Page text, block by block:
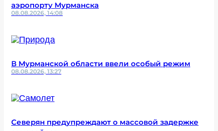
аэропорту Мурманска
08.08.2026, 14:08
В Мурманской области ввели особый режим
08.08.2026, 13:27
Северян предупреждают о массовой задержке